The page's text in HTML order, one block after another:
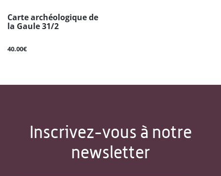
Carte archéologique de
la Gaule 31/2
40.00€
Inscrivez-vous à notre
newsletter